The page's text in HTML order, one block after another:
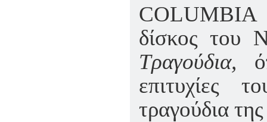
COLUMBIA
δίσκος του
Τραγούδια,
επιτυχίες
τραγούδια